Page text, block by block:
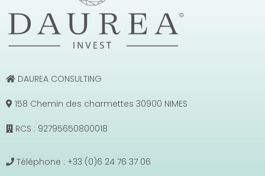
DAUREA CONSULTING
158 Chemin des charmettes 30900 NIMES
RCS : 92795650800018
Téléphone : +33 (0)6 24 76 37 06